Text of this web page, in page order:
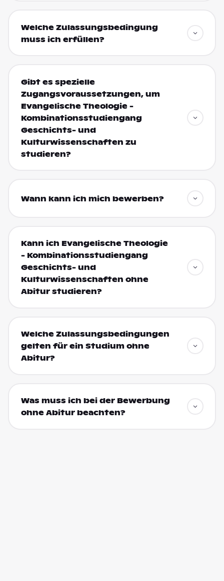
Welche Zulassungsbedingung
muss ich erfüllen?
Gibt es spezielle
Zugangsvoraussetzungen, um
Evangelische Theologie -
Kombinationsstudiengang
Geschichts- und
Kulturwissenschaften zu
studieren?
Wann kann ich mich bewerben?
Kann ich Evangelische Theologie
- Kombinationsstudiengang
Geschichts- und
Kulturwissenschaften ohne
Abitur studieren?
Welche Zulassungsbedingungen
gelten für ein Studium ohne
Abitur?
Was muss ich bei der Bewerbung
ohne Abitur beachten?